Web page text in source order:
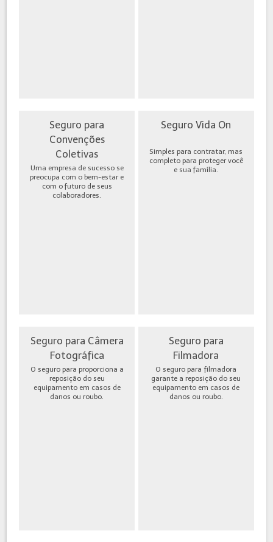
Seguro para
Convenções
Coletivas
Uma empresa de sucesso se
preocupa com o bem-estar e
com o futuro de seus
colaboradores.
Seguro Vida On
Simples para contratar, mas
completo para proteger você
e sua família.
Seguro para Câmera
Fotográfica
O seguro para proporciona a
reposição do seu
equipamento em casos de
danos ou roubo.
Seguro para
Filmadora
O seguro para filmadora
garante a reposição do seu
equipamento em casos de
danos ou roubo.